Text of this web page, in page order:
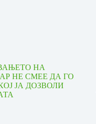
НА
НЕ СМЕЕ ДА ГО
ЈА ДОЗВОЛИ